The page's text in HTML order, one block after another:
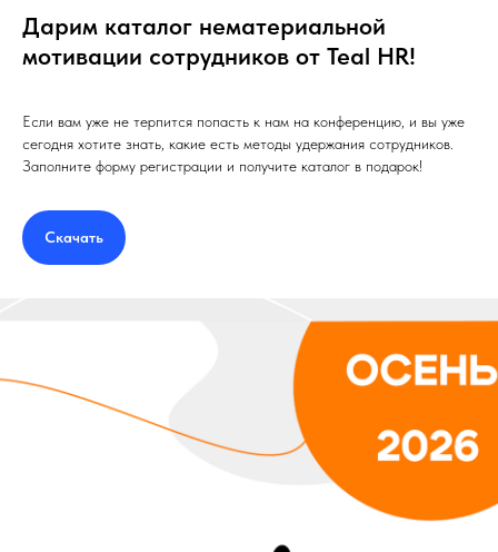
Дарим каталог нематериальной
мотивации сотрудников от Teal HR!
Если вам уже не терпится попасть к нам на конференцию, и вы уже
сегодня хотите знать, какие есть методы удержания сотрудников.
Заполните форму регистрации и получите каталог в подарок!
Скачать